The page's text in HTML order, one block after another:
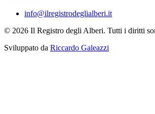
info@ilregistrodeglialberi.it
© 2026 Il Registro degli Alberi. Tutti i diritti
Sviluppato da Riccardo Galeazzi